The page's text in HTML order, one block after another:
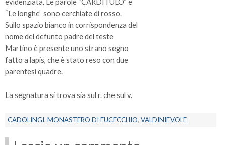
“Le longhe” sono cerchiate di rosso.
Sullo spazio bianco in corrispondenza del
nome del defunto padre del teste
Martino è presente uno strano segno
fatto a lapis, che è stato reso con due
parentesi quadre.
La segnatura si trova sia sul r. che sul v.
CADOLINGI,MONASTERO DI FUCECCHIO,VALDINIEVOLE